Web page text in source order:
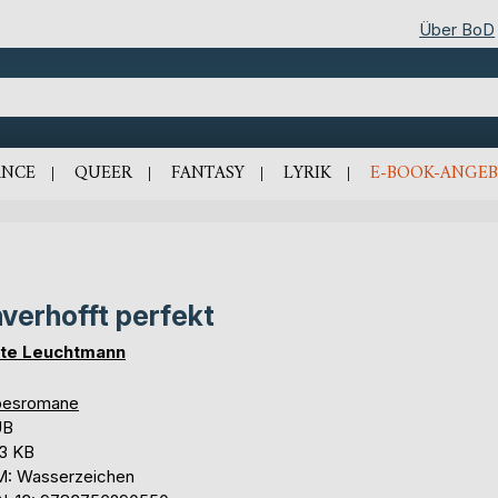
Über BoD
QUEER FANTASY LYRIK E-BOOK-
perfekt
Leuchtmann
KB
Wasserzeichen